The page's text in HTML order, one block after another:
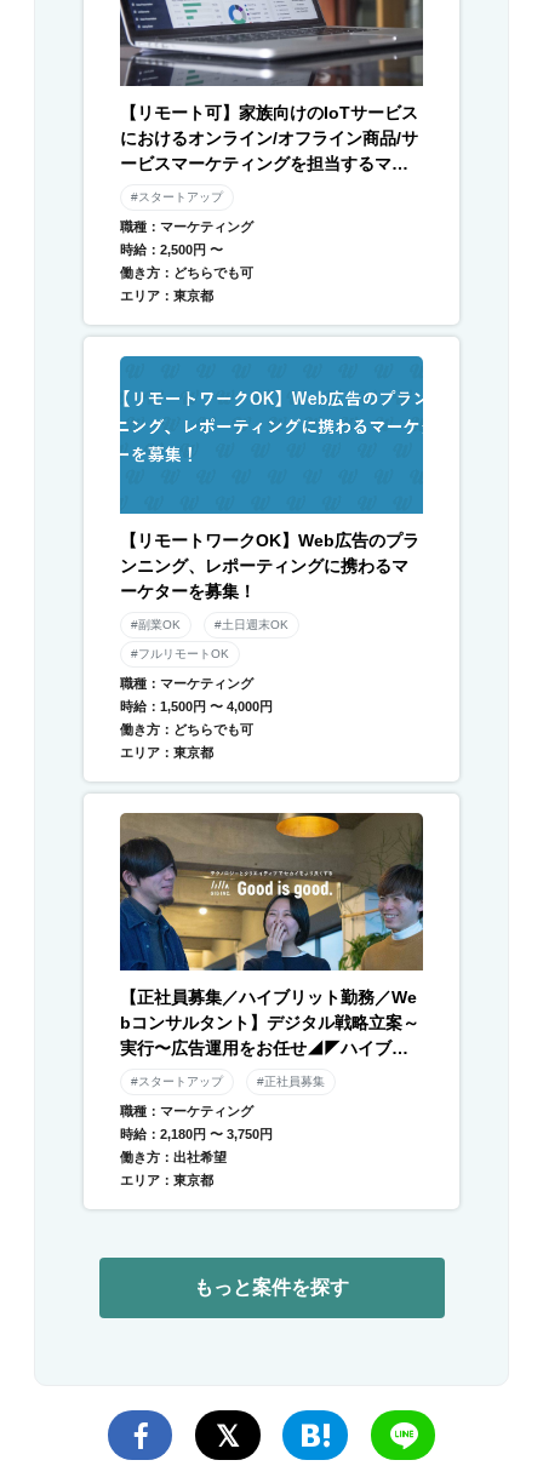
【リモート可】家族向けのIoTサービス
におけるオンライン/オフライン商品/サ
ービスマーケティングを担当するマー
ケターを募集
#スタートアップ
職種：マーケティング
時給：2,500円 〜
働き方：どちらでも可
エリア：東京都
【リモートワークOK】Web広告のプラ
ンニング、レポーティングに携わるマ
ーケターを募集！
#副業OK #土日週末OK
#フルリモートOK
職種：マーケティング
時給：1,500円 〜 4,000円
働き方：どちらでも可
エリア：東京都
【正社員募集／ハイブリット勤務／We
bコンサルタント】デジタル戦略立案～
実行〜広告運用をお任せ◢◤ハイブリ
ッド勤務×残業月平均10時間以下◢◤伴
走型のデジタル支援と自社メディアを
運営／急成長中DXベンチャー
#スタートアップ #正社員募集
職種：マーケティング
時給：2,180円 〜 3,750円
働き方：出社希望
エリア：東京都
もっと案件を探す